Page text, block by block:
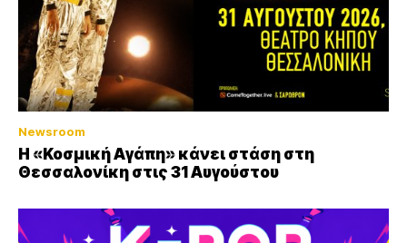
Newsroom
Η «Κοσμική Αγάπη» κάνει στάση στη
Θεσσαλονίκη στις 31 Αυγούστου